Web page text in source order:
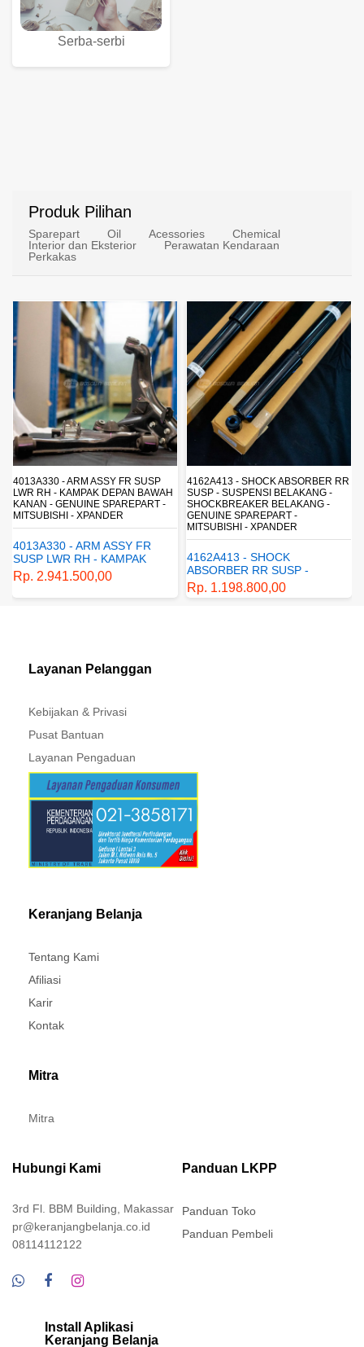
Serba-serbi
Produk Pilihan
Sparepart Oil Acessories
Chemical
Interior dan Eksterior
Perawatan Kendaraan
Perkakas
4013A330 - ARM ASSY FR SUSP
LWR RH - KAMPAK DEPAN BAWAH
KANAN - GENUINE SPAREPART -
MITSUBISHI - XPANDER
4013A330 - ARM ASSY FR
SUSP LWR RH - KAMPAK
DEPAN BAWAH KANAN -
GENUINE SPAREPART -
MITSUBISHI - XPANDER
Rp. 2.941.500,00
4162A413 - SHOCK ABSORBER RR
SUSP - SUSPENSI BELAKANG -
SHOCKBREAKER BELAKANG -
GENUINE SPAREPART -
MITSUBISHI - XPANDER
4162A413 - SHOCK
ABSORBER RR SUSP -
SUSPENSI BELAKANG -
SHOCKBREAKER BELAKANG
Rp. 1.198.800,00
Layanan Pelanggan
Kebijakan & Privasi
Pusat Bantuan
Layanan Pengaduan
Keranjang Belanja
Tentang Kami
Afiliasi
Karir
Kontak
Mitra
Mitra
Hubungi Kami
3rd Fl. BBM Building, Makassar
pr@keranjangbelanja.co.id
08114112122
Panduan LKPP
Panduan Toko
Panduan Pembeli
Install Aplikasi
Keranjang Belanja